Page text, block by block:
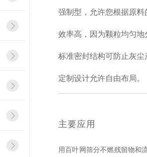
强制型，允许您根据原料
效率高，因为颗粒均匀地
标准密封结构可防止灰尘
定制设计允许自由布局。
主要应用
用百叶网筛分不燃残留物和